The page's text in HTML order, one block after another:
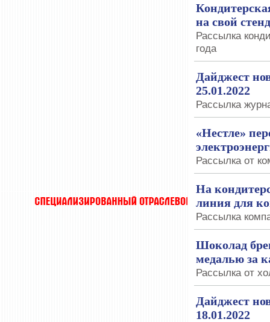
на свой
Рассылка
года
Дайджест
25.01.2022
Рассылка
«Нестле»
Рассылка от
На
линия для
Рассылка
Шоколад
медалью за
Рассылка от
Дайджест
18.01.2022